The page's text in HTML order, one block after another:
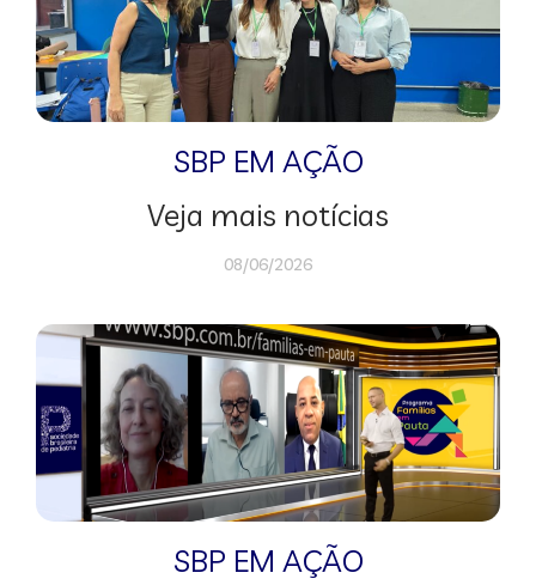
SBP EM AÇÃO
Veja mais notícias
08/06/2026
SBP EM AÇÃO